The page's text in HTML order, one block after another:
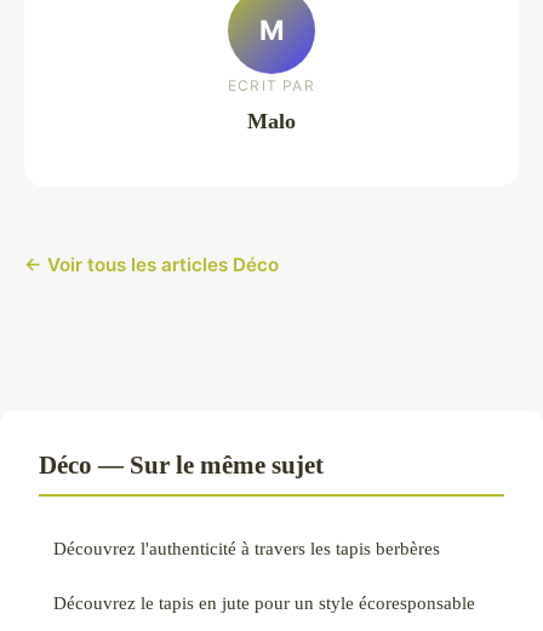
M
ECRIT PAR
Malo
← Voir tous les articles Déco
Déco — Sur le même sujet
Découvrez l'authenticité à travers les tapis berbères
Découvrez le tapis en jute pour un style écoresponsable